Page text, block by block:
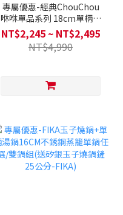
專屬優惠-經典ChouChou
咻咻單品系列 18cm單柄湯
鍋 / 24cm雙耳湯鍋 / 28cm
平底鍋 / 30cm炒鍋 (Q導全
覆底/不挑爐具，瓦斯爐電磁
NT$2,245 ~ NT$2,495
NT$4,990